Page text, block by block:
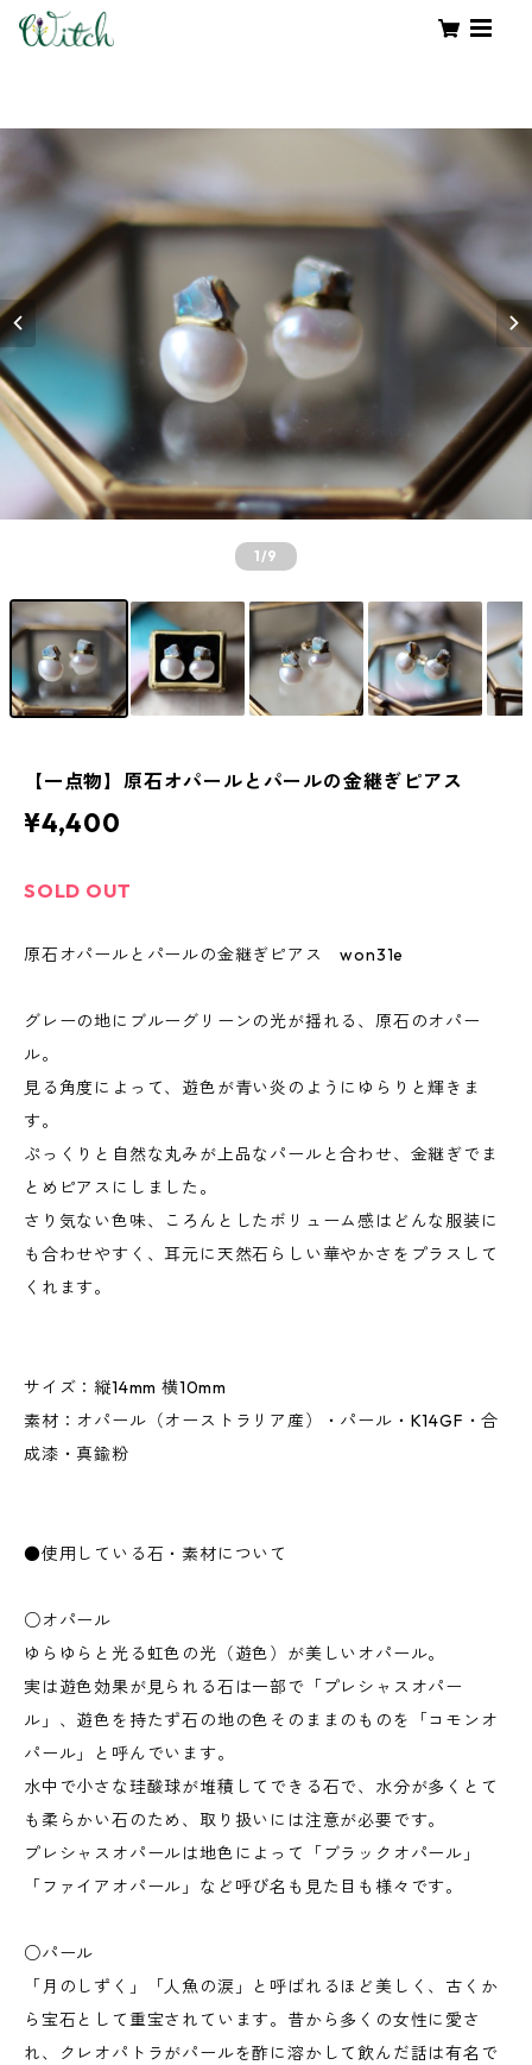
1/9
【一点物】原石オパールとパールの金継ぎピアス
¥4,400
SOLD OUT
原石オパールとパールの金継ぎピアス won31e
グレーの地にブルーグリーンの光が揺れる、原石のオパー
ル。
見る角度によって、遊色が青い炎のようにゆらりと輝きま
す。
ぷっくりと自然な丸みが上品なパールと合わせ、金継ぎでま
とめピアスにしました。
さり気ない色味、ころんとしたボリューム感はどんな服装に
も合わせやすく、耳元に天然石らしい華やかさをプラスして
くれます。
サイズ：縦14mm 横10mm
素材：オパール（オーストラリア産）・パール・K14GF・合
成漆・真鍮粉
●使用している石・素材について
○オパール
ゆらゆらと光る虹色の光（遊色）が美しいオパール。
実は遊色効果が見られる石は一部で「プレシャスオパー
ル」、遊色を持たず石の地の色そのままのものを「コモンオ
パール」と呼んでいます。
水中で小さな珪酸球が堆積してできる石で、水分が多くとて
も柔らかい石のため、取り扱いには注意が必要です。
プレシャスオパールは地色によって「ブラックオパール」
「ファイアオパール」など呼び名も見た目も様々です。
○パール
「月のしずく」「人魚の涙」と呼ばれるほど美しく、古くか
ら宝石として重宝されています。昔から多くの女性に愛さ
れ、クレオパトラがパールを酢に溶かして飲んだ話は有名で